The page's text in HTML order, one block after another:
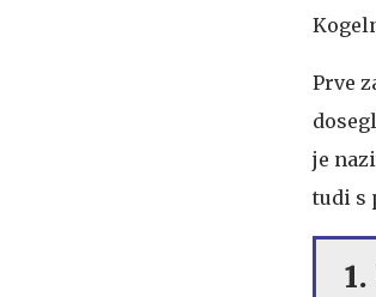
Prve
je
tudi s